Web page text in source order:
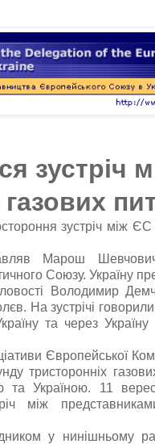
зустріч
зустріч між
Марош
Союзу. Україну
Володимир
На зустрічі
та через
Європейської
тристоронніх
та Україною. 11
між
у нинішньому